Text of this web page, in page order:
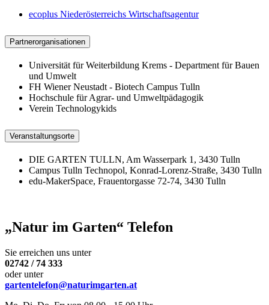
ecoplus Niederösterreichs Wirtschaftsagentur
Partnerorganisationen
Universität für Weiterbildung Krems - Department für Bauen
und Umwelt
FH Wiener Neustadt - Biotech Campus Tulln
Hochschule für Agrar- und Umweltpädagogik
Verein Technologykids
Veranstaltungsorte
DIE GARTEN TULLN, Am Wasserpark 1, 3430 Tulln
Campus Tulln Technopol, Konrad-Lorenz-Straße, 3430 Tulln
edu-MakerSpace, Frauentorgasse 72-74, 3430 Tulln
„Natur im Garten“ Telefon
Sie erreichen uns unter
02742 / 74 333
oder unter
gartentelefon@naturimgarten.at